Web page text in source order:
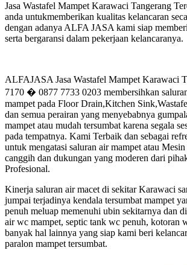
Jasa Wastafel Mampet Karawaci Tangerang
anda untukmemberikan kualitas kelancaran
dengan adanya ALFA JASA kami siap
serta bergaransi dalam pekerjaan kelancaranya.
ALFAJASA Jasa Wastafel Mampet Karawaci
7170 � 0877 7733 0203 membersihkan
mampet pada Floor Drain,Kitchen
dan semua perairan yang menyebabnya
mampet atau mudah tersumbat karena segala
pada tempatnya. Kami Terbaik dan sebagai
untuk mengatasi saluran air mampet atau
canggih dan dukungan yang moderen dari
Profesional.
Kinerja saluran air macet di sekitar Karawaci
jumpai terjadinya kendala tersumbat mampet
penuh meluap memenuhi ubin sekitarnya dan
air wc mampet, septic tank wc penuh, kotoran
banyak hal lainnya yang siap kami beri
paralon mampet tersumbat.